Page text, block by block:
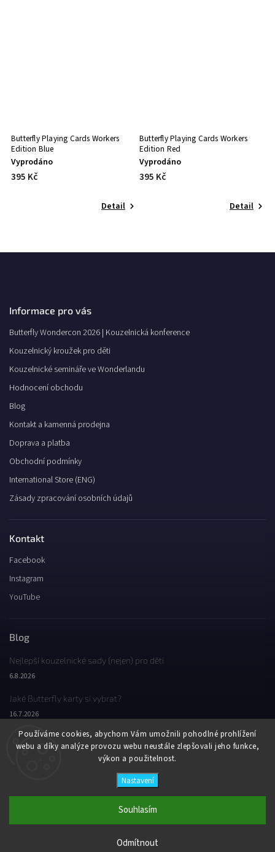
Používáme cookies, abychom Vám umožnili pohodlné prohlížení
webu a díky analýze provozu webu neustále zlepšovali jeho funkce,
výkon a použitelnost.
Nastavení
Odmítnout
Souhlasím
Butterfly Playing Cards Workers
Edition Blue
Vyprodáno
395 Kč
Detail
Butterfly Playing Cards Workers
Edition Red
Vyprodáno
395 Kč
Detail
Informace pro vás
Butterfly Wondercon 2026 | Kouzelnická konference
Kouzelnický kroužek pro děti
Kouzelnické semináře ve Wonderlandu
Hodnocení obchodu
Blog
Kontakt a kamenná prodejna
Doprava a platba
Obchodní podmínky
International Store (ENG)
Zásady zpracování osobních údajů
Kontakt
Facebook
Instagram
YouTube
Blog
Nejlepší kouzelnické sady (nejen) pro děti
6.8.2026
Jaké Butterfly karty si vybrat?
16.7.2026
Jaký byl Butterfly Wondercon 2025?
Copyright 2026Butterfly Wonderland. Všechna práva vyhrazena.
Shoptet | DesignShoptak.cz